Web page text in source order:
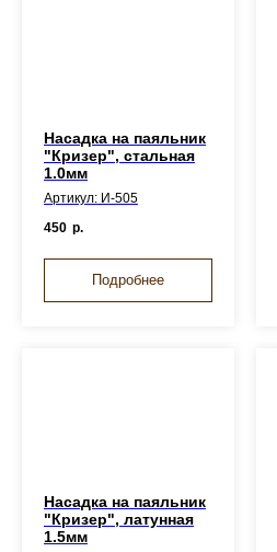
Насадка на паяльник
"Кризер", стальная
1.0мм
Артикул: И-505
450 р.
Подробнее
Насадка на паяльник
"Кризер", латунная
1.5мм